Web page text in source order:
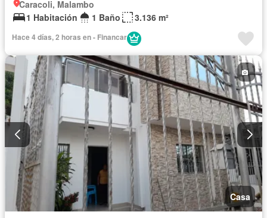
Caracoli, Malambo
1 Habitación
1 Baño 3.136 m²
Hace 4 días, 2 horas en - Financar
Casa